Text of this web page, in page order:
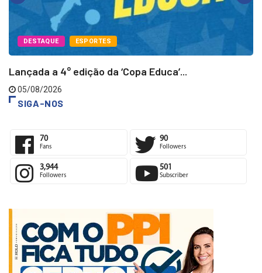
DESTAQUE ESPORTES
Lançada a 4° edição da ‘Copa Educa’...
05/08/2026
SIGA-NOS
70 90
3,944 501